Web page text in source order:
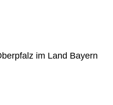
im Land Bayern